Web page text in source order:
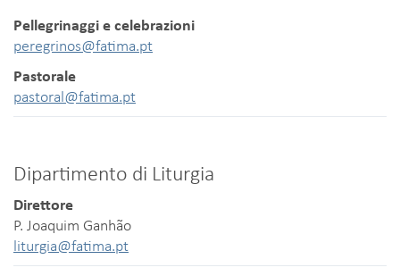
Pellegrinaggi e celebrazioni
peregrinos@fatima.pt
Pastorale
pastoral@fatima.pt
Dipartimento di Liturgia
Direttore
P. Joaquim Ganhão
liturgia@fatima.pt